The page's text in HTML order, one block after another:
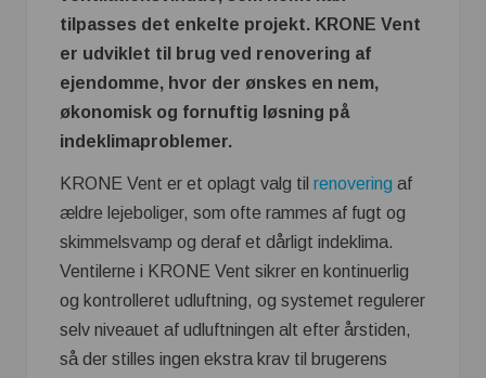
tilpasses det enkelte projekt. KRONE Vent
er udviklet til brug ved renovering af
ejendomme, hvor der ønskes en nem,
økonomisk og fornuftig løsning på
indeklimaproblemer.
KRONE Vent er et oplagt valg til renovering af
ældre lejeboliger, som ofte rammes af fugt og
skimmelsvamp og deraf et dårligt indeklima.
Ventilerne i KRONE Vent sikrer en kontinuerlig
og kontrolleret udluftning, og systemet regulerer
selv niveauet af udluftningen alt efter årstiden,
så der stilles ingen ekstra krav til brugerens